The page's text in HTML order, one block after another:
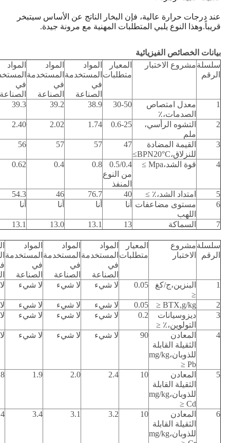
عند درجات حرارة عالية، فإن البخار الناتج عن الأساس سيتبخر
قريباً.وهذا النوع يلبي المتطلبات المهنية مع مرونة جيدة.
بيانات الخصائص الفيزيائية
سلسلة
الرقم
مشروع الاختبار
المعيار
متطلبات
المواد
المستخدمة
في
الصناعة
المواد
المستخدمة
في
الصناعة
المواد
في
الصناعة
1
معدل امتصاص
الصدمات،٪
30-50
38.9
39.2
39.3
2
التشوه الرأسي،
ملم
0.6-25
1.74
2.02
2.40
3
القيمة المضادة
للنزلاق،BPN20°C≥
47
57
57
56
4 قوة الشد،Mpa ≥
0.5/0.4
من النوع
المنفذ
0.8
0.4
0.62
5 امتداد الشد،٪ ≥ 40
76.7
46
54.3
6
مستوى مضاعفات
اللهب
أنا أنا أنا أنا
7 السماكة 13
13.1
13.0
13.1
سلسلة
الرقم
مشروع
الاختبار
المعيار
متطلبات
المواد
المستخدمة
في
الصناعة
المواد
المستخدمة
في
الصناعة
المواد
المستخدمة
في
الصناعة
1
البنزين،ج/كغ
≤
0.05 لا شيء لا شيء لا شيء
2
BTX,g/kg ≤
0.05 لا شيء لا شيء لا شيء
3
ديزوسيانات
التولوين،٪ ≤
0.2 لا شيء لا شيء لا شيء
4
المعادن
الثقيلة القابلة
للذوبان،mg/kg
Pb ≤
90 لا شيء لا شيء لا شيء
5
المعادن
الثقيلة القابلة
للذوبان،mg/kg
Cd ≤
10
2.4
2.0
1.9
6
المعادن
الثقيلة القابلة
للذوبان،mg/kg
10
3.2
3.1
3.4